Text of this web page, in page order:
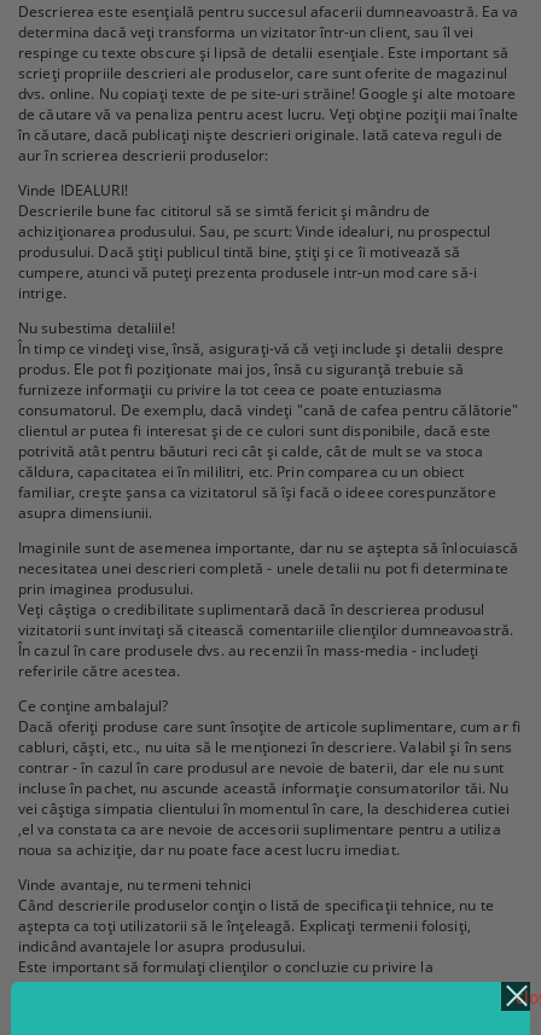
Descrierea este esențială pentru succesul afacerii dumneavoastră. Ea va
determina dacă veți transforma un vizitator într-un client, sau îl vei
respinge cu texte obscure și lipsă de detalii esențiale. Este important să
scrieți propriile descrieri ale produselor, care sunt oferite de magazinul
dvs. online. Nu copiați texte de pe site-uri străine! Google și alte motoare
de căutare vă va penaliza pentru acest lucru. Veți obține poziții mai înalte
în căutare, dacă publicați niște descrieri originale. Iată cateva reguli de
aur în scrierea descrierii produselor:
Vinde IDEALURI!
Descrierile bune fac cititorul să se simtă fericit și mândru de
achiziționarea produsului. Sau, pe scurt: Vinde idealuri, nu prospectul
produsului. Dacă știți publicul tintă bine, știți și ce îi motivează să
cumpere, atunci vă puteți prezenta produsele intr-un mod care să-i
intrige.
Nu subestima detaliile!
În timp ce vindeți vise, însă, asigurați-vă că veți include și detalii despre
produs. Ele pot fi poziționate mai jos, însă cu siguranță trebuie să
furnizeze informații cu privire la tot ceea ce poate entuziasma
consumatorul. De exemplu, dacă vindeți "cană de cafea pentru călătorie"
clientul ar putea fi interesat și de ce culori sunt disponibile, dacă este
potrivită atât pentru băuturi reci cât și calde, cât de mult se va stoca
căldura, capacitatea ei în mililitri, etc. Prin comparea cu un obiect
familiar, crește șansa ca vizitatorul să își facă o ideee corespunzătore
asupra dimensiunii.
Imaginile sunt de asemenea importante, dar nu se aștepta să înlocuiască
necesitatea unei descrieri completă - unele detalii nu pot fi determinate
prin imaginea produsului.
Veți câștiga o credibilitate suplimentară dacă în descrierea produsul
vizitatorii sunt invitați să citească comentariile clienților dumneavoastră.
În cazul în care produsele dvs. au recenzii în mass-media - includeți
referirile către acestea.
Ce conține ambalajul?
Dacă oferiți produse care sunt însoțite de articole suplimentare, cum ar fi
cabluri, căști, etc., nu uita să le menționezi în descriere. Valabil și în sens
contrar - în cazul în care produsul are nevoie de baterii, dar ele nu sunt
incluse în pachet, nu ascunde această informație consumatorilor tăi. Nu
vei câștiga simpatia clientului în momentul în care, la deschiderea cutiei
,el va constata ca are nevoie de accesorii suplimentare pentru a utiliza
noua sa achiziție, dar nu poate face acest lucru imediat.
Vinde avantaje, nu termeni tehnici
Când descrierile produselor conțin o listă de specificații tehnice, nu te
aștepta ca toți utilizatorii să le înțeleagă. Explicați termenii folosiți,
indicând avantajele lor asupra produsului.
Este important să formulați clienților o concluzie cu privire la
caracteristicile tehnice ale produsului, nu să așteptați ca ei să ajungă